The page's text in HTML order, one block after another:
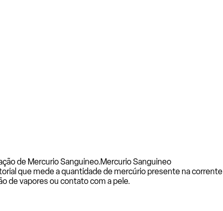
de Mercurio Sanguineo.Mercurio Sanguineo
que mede a quantidade de mercúrio presente na
de vapores ou contato com a pele.